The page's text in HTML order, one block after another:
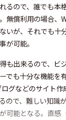
るので、誰でも本
無償利用の場合、
いが、それでも十
が可能。
も出来るので、ビ
でも十分な機能を
グなどのサイト
ので、難しい知識
可能となる。直感